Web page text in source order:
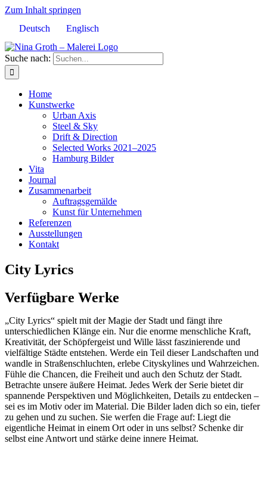
Zum Inhalt springen
Deutsch
Englisch
Suche nach:
Home
Kunstwerke
Urban Axis
Steel & Sky
Drift & Direction
Selected Works 2021–2025
Hamburg Bilder
Vita
Journal
Zusammenarbeit
Auftragsgemälde
Kunst für Unternehmen
Referenzen
Ausstellungen
Kontakt
City Lyrics
Verfügbare Werke
„City Lyrics“ spielt mit der Magie der Stadt und fängt ihre
unterschiedlichen Klänge ein. Nur die enorme menschliche Kraft,
Kreativität, der Schöpfergeist und Wille lässt faszinierende und
vielfältige Städte entstehen. Werde ein Teil dieser Landschaften und
wandle in Straßenschluchten, erlebe Cityskylines und Wahrzeichen.
Fühle die Chancen, die Freiheit und auch den Schutz der Stadt.
Betrachte unsere äußere Heimat. Jedes Werk der Serie bietet dir
spannende Perspektiven und Möglichkeiten, Details zu entdecken –
sei es im Motiv oder im Material. Die Bilder laden dich so ein, tiefer
zu gehen und zu suchen. Sie werfen die Frage auf: Liegt die
eigentliche Heimat in einem Ort oder in uns selbst? Schenke dir
selbst eine Antwort und stärke deine innere Heimat.